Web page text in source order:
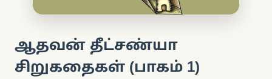
ஆதவன் தீட்சண்யா
சிறுகதைகள் (பாகம் 1)